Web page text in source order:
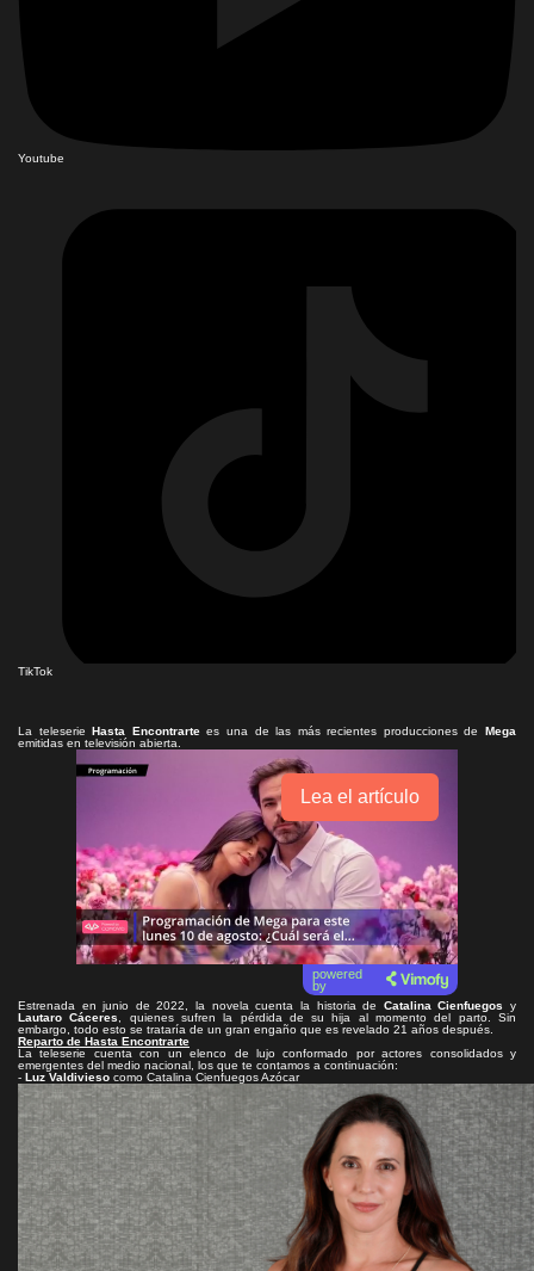
Youtube
TikTok
La teleserieHasta Encontrartees una de las más recientes producciones deMega
emitidas en televisión abierta.
Lea el artículo
powered
by
Estrenada en junio de 2022, la novela cuenta la historia de Catalina Cienfuegos
y
Lautaro Cáceres
, quienes sufren la pérdida de su hija al momento del parto. Sin
embargo, todo esto se trataría de un gran engaño que es revelado 21 años después.
Reparto de Hasta Encontrarte
La teleserie cuenta con un elenco de lujo conformado por actores consolidados y
emergentes del medio nacional, los que te contamos a continuación:
- Luz Valdivieso como Catalina Cienfuegos Azócar